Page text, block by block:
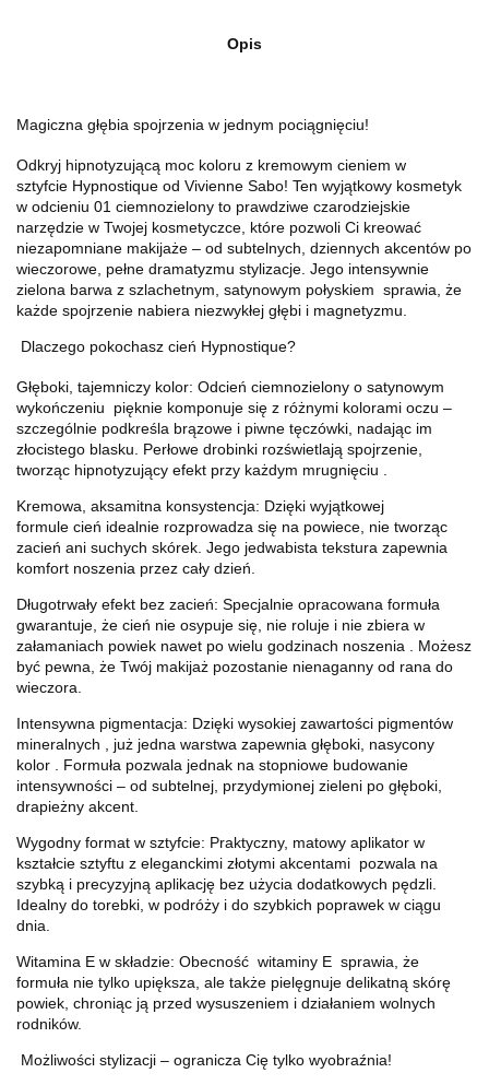
Opis
Magiczna głębia spojrzenia w jednym pociągnięciu!
Odkryj hipnotyzującą moc koloru z kremowym cieniem w
sztyfcie Hypnostique od Vivienne Sabo! Ten wyjątkowy kosmetyk
w odcieniu 01 ciemnozielony to prawdziwe czarodziejskie
narzędzie w Twojej kosmetyczce, które pozwoli Ci kreować
niezapomniane makijaże – od subtelnych, dziennych akcentów po
wieczorowe, pełne dramatyzmu stylizacje. Jego intensywnie
zielona barwa z szlachetnym, satynowym połyskiem sprawia, że
każde spojrzenie nabiera niezwykłej głębi i magnetyzmu.
Dlaczego pokochasz cień Hypnostique?
Głęboki, tajemniczy kolor: Odcień ciemnozielony o satynowym
wykończeniu
pięknie komponuje się z różnymi kolorami oczu –
szczególnie podkreśla brązowe i piwne tęczówki, nadając im
złocistego blasku. Perłowe drobinki rozświetlają spojrzenie,
tworząc hipnotyzujący efekt przy każdym mrugnięciu
Kremowa, aksamitna konsystencja: Dzięki wyjątkowej
formule cień idealnie rozprowadza się na powiece, nie tworząc
zacień ani suchych skórek. Jego jedwabista tekstura zapewnia
komfort noszenia przez cały dzień.
Długotrwały efekt bez zacień: Specjalnie opracowana formuła
gwarantuje, że cień nie osypuje się, nie roluje i nie zbiera w
załamaniach powiek nawet po wielu godzinach noszenia
. Możesz
być pewna, że Twój makijaż pozostanie nienaganny od rana do
wieczora.
Intensywna pigmentacja: Dzięki wysokiej zawartości pigmentów
mineralnych
, już jedna warstwa zapewnia głęboki, nasycony
kolor
. Formuła pozwala jednak na stopniowe budowanie
intensywności – od subtelnej, przydymionej zieleni po głęboki,
drapieżny akcent.
Wygodny format w sztyfcie: Praktyczny, matowy aplikator w
kształcie sztyftu z eleganckimi złotymi akcentami pozwala na
szybką i precyzyjną aplikację bez użycia dodatkowych pędzli.
Idealny do torebki, w podróży i do szybkich poprawek w ciągu
dnia.
Witamina E w składzie: Obecność witaminy E sprawia, że
formuła nie tylko upiększa, ale także pielęgnuje delikatną skórę
powiek, chroniąc ją przed wysuszeniem i działaniem wolnych
rodników.
Możliwości stylizacji – ogranicza Cię tylko wyobraźnia!